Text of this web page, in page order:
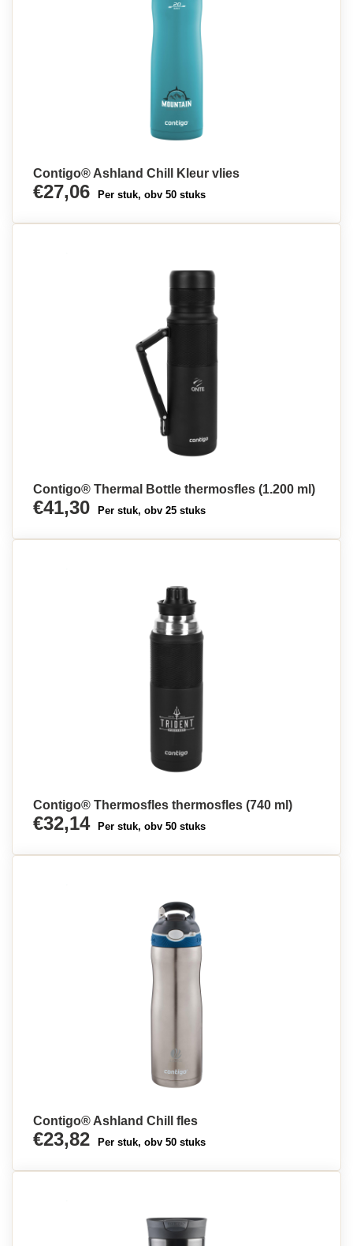
Contigo® Ashland Chill Kleur vlies
€27,06 Per stuk, obv 50 stuks
Contigo® Thermal Bottle thermosfles (1.200 ml)
€41,30 Per stuk, obv 25 stuks
Contigo® Thermosfles thermosfles (740 ml)
€32,14 Per stuk, obv 50 stuks
Contigo® Ashland Chill fles
€23,82 Per stuk, obv 50 stuks